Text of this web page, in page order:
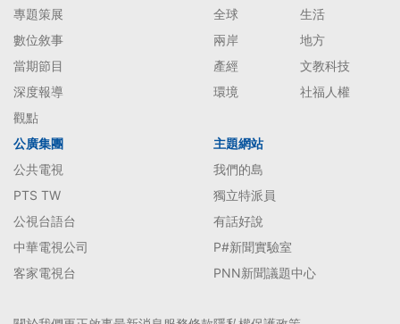
專題策展
數位敘事
當期節目
深度報導
觀點
全球
生活
兩岸
地方
產經
文教科技
環境
社福人權
公廣集團
公共電視
PTS TW
公視台語台
中華電視公司
客家電視台
主題網站
我們的島
獨立特派員
有話好說
P#新聞實驗室
PNN新聞議題中心